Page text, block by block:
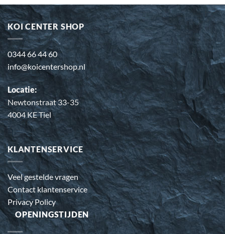
KOI CENTER SHOP
0344 66 44 60
info@koicentershop.nl
Locatie:
Newtonstraat 33-35
4004 KE Tiel
KLANTENSERVICE
Veel gestelde vragen
Contact klantenservice
Privacy Policy
OPENINGSTIJDEN